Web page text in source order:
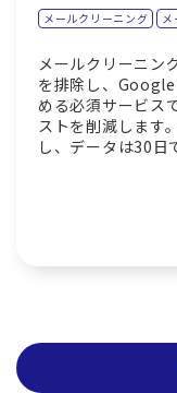
メールクリーニング
メールクリーニン
を排除し、
める必須サービス
ストを削減します
し、データは30